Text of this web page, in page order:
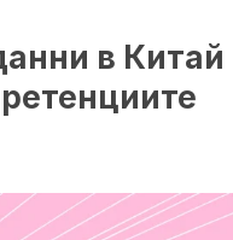
в Китай